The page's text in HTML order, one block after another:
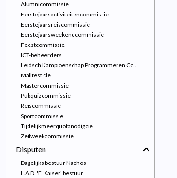
Alumnicommissie
Eerstejaarsactiviteitencommissie
Eerstejaarsreiscommissie
Eerstejaarsweekendcommissie
Feestcommissie
ICT-beheerders
Leidsch Kampioenschap Programmeren Commissie
Mailtest cie
Mastercommissie
Pubquizcommissie
Reiscommissie
Sportcommissie
Tijdelijkmeerquotanodigcie
Zeilweekcommissie
Disputen
Dagelijks bestuur Nachos
L.A.D. 'F. Kaiser' bestuur